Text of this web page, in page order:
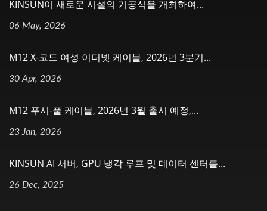
KINSUN이 새로운 시설의 기공식을 개최하여...
06 May, 2026
M12 X-코드 여성 이더넷 케이블, 2026년 3분기...
30 Apr, 2026
M12 푸시-풀 케이블, 2026년 3월 출시 예정,...
23 Jan, 2026
KINSUN AI 서버, GPU 냉각 루프 및 데이터 센터를...
26 Dec, 2025